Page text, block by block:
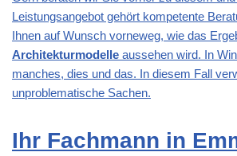
Leistungsangebot gehört kompetente
Ihnen auf Wunsch vorneweg, wie das
Architekturmodelle aussehen wird. In
manches, dies und das. In diesem Fall
unproblematische Sachen.
Ihr Fachmann in